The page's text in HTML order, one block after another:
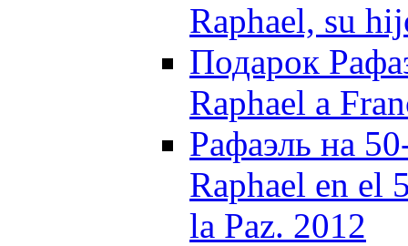
Raphael, su
Подарок
Raphael a
Рафаэль на
Raphael en el
la Paz. 2012